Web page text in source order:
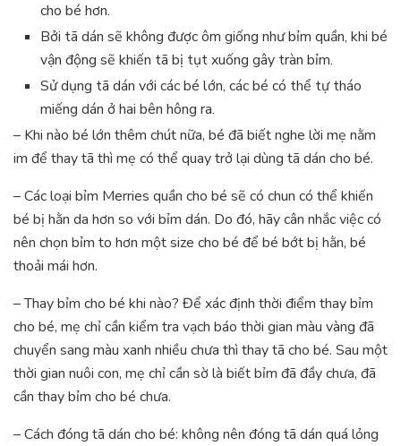
cho bé hơn.
Bởi tã dán sẽ không được ôm giống như bỉm quần, khi bé
vận động sẽ khiến tã bị tụt xuống gây tràn bỉm.
Sử dụng tã dán với các bé lớn, các bé có thể tự tháo
miếng dán ở hai bên hông ra.
– Khi nào bé lớn thêm chút nữa, bé đã biết nghe lời mẹ nằm
im để thay tã thì mẹ có thể quay trở lại dùng tã dán cho bé.
– Các loại bỉm Merries quần cho bé sẽ có chun có thể khiến
bé bị hằn da hơn so với bỉm dán. Do đó, hãy cân nhắc việc có
nên chọn bỉm to hơn một size cho bé để bé bớt bị hằn, bé
thoải mái hơn.
– Thay bỉm cho bé khi nào? Để xác định thời điểm thay bỉm
cho bé, mẹ chỉ cần kiểm tra vạch báo thời gian màu vàng đã
chuyển sang màu xanh nhiều chưa thì thay tã cho bé. Sau một
thời gian nuôi con, mẹ chỉ cần sờ là biết bỉm đã đầy chưa, đã
cần thay bỉm cho bé chưa.
– Cách đóng tã dán cho bé: không nên đóng tã dán quá lỏng